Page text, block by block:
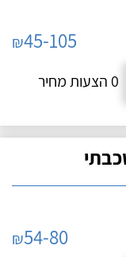
₪45-105
0 הצעות מחיר
₪54-80